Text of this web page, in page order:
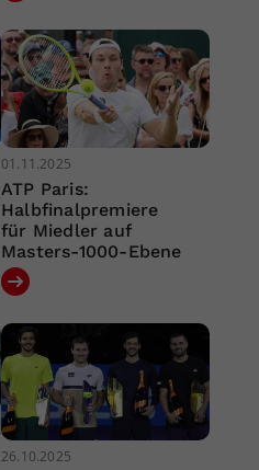
01.11.2025
ATP Paris:
Halbfinalpremiere
für Miedler auf
Masters-1000-Ebene
26.10.2025